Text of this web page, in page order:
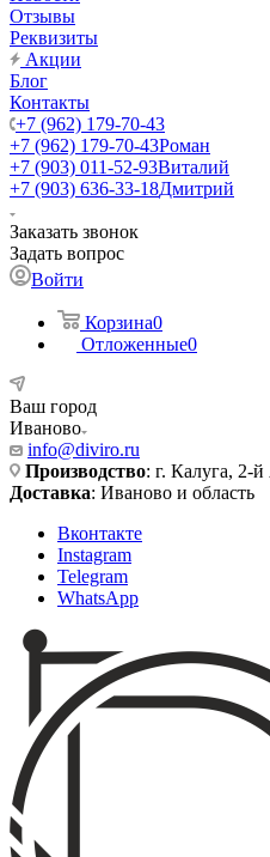
Отзывы
Реквизиты
Акции
Блог
Контакты
+7 (962) 179-70-43
+7 (962) 179-70-43Роман
+7 (903) 011-52-93Виталий
+7 (903) 636-33-18Дмитрий
Заказать звонок
Задать вопрос
Войти
Корзина0
Отложенные0
Ваш город
Иваново
info@diviro.ru
Производство: г. Калуга, 2-
Доставка: Иваново и область
Вконтакте
Instagram
Telegram
WhatsApp